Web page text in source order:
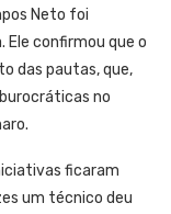
Neto foi
Ele confirmou que o
das pautas, que,
no
ficaram
um técnico deu